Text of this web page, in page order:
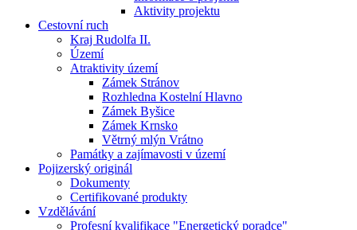
Aktivity projektu
Cestovní ruch
Kraj Rudolfa II.
Území
Atraktivity území
Zámek Stránov
Rozhledna Kostelní Hlavno
Zámek Byšice
Zámek Krnsko
Větrný mlýn Vrátno
Památky a zajímavosti v území
Pojizerský originál
Dokumenty
Certifikované produkty
Vzdělávání
Profesní kvalifikace "Energetický poradce"